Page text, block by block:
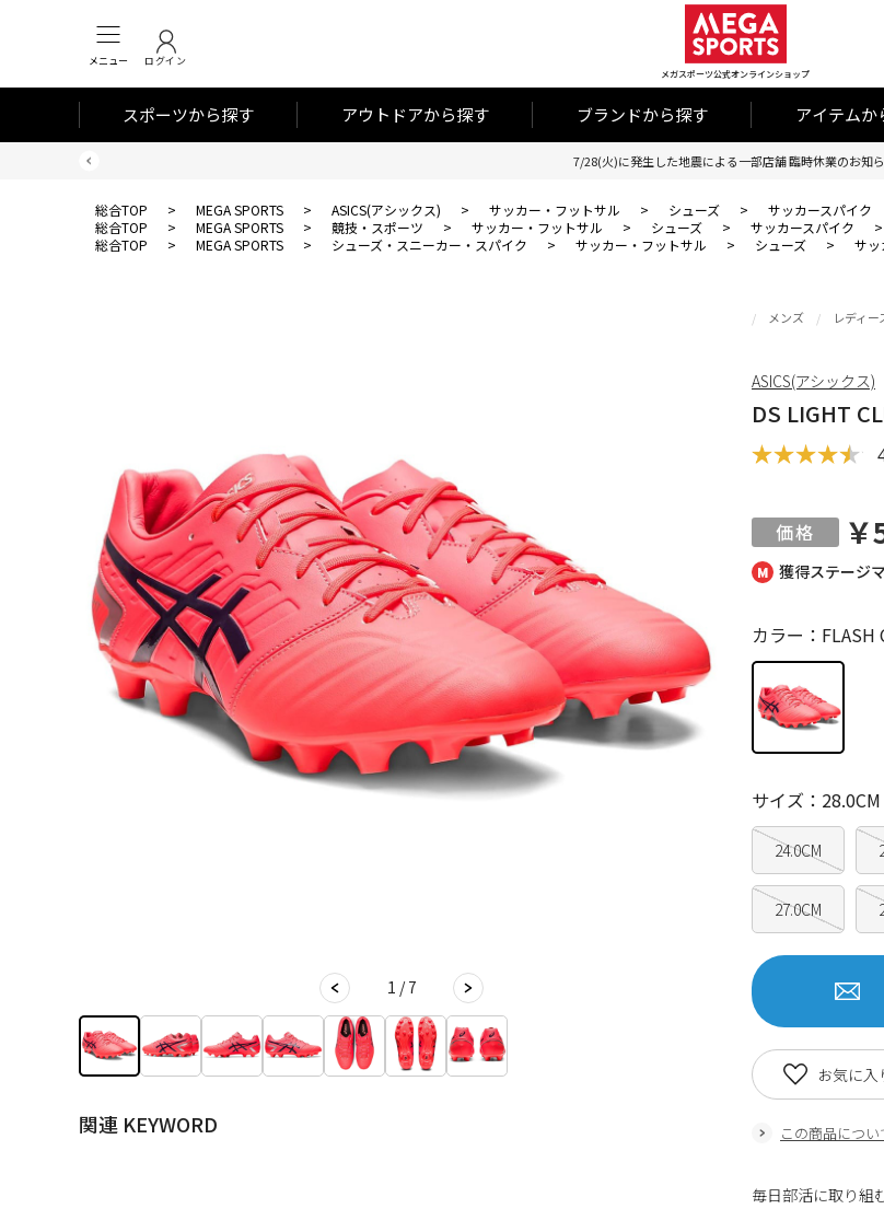
メニュー ログイン
メガスポーツ公式オンラインショップ
スポーツから探す アウトドアから探す ブランドから探す アイテムか
7/28(火)に発生した地震による一部店舗 臨時休業のお知
総合TOP > MEGA SPORTS > ASICS(アシックス) > サッカー・フットサル > シューズ > サッカースパイク
総合TOP
> MEGA SPORTS > 競技・スポーツ > サッカー・フットサル > シューズ > サッカースパイク >
総合TOP
> MEGA SPORTS > シューズ・スニーカー・スパイク > サッカー・フットサル > シューズ > サッ
1 / 7
関連 KEYWORD
獲得ステージ
メンズ レディー
DS LIGHT
カラー：FLASH
24.0CM
27.0CM
サイズ：28.0CM
この商品につ
お気に入
ASICS(アシックス)
毎日部活に取り組